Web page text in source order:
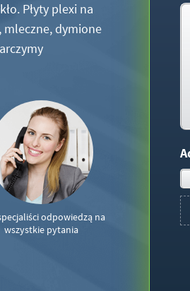
Płyty plexi na
dymione
odpowiedzą na
wszystkie pytania